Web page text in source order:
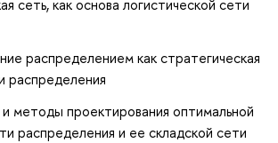
сеть, как основа логистической сети
распределением как стратегическая
распределения
методы проектирования оптимальной
распределения и ее складской сети